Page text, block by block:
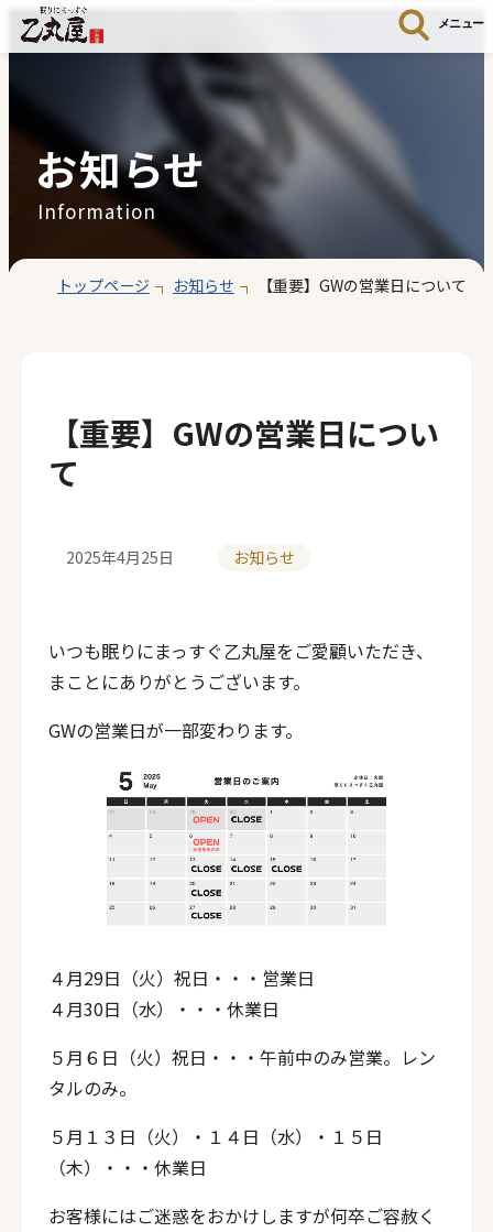
メニュー
お知らせ
Information
トップページ お知らせ 【重要】GWの営業日について
【重要】GWの営業日につい
て
日
2025年4月25日
ゴ
リ
お知らせ
いつも眠りにまっすぐ乙丸屋をご愛顧いただき、
まことにありがとうございます。
GWの営業日が一部変わります。
４月29日（火）祝日・・・営業日
４月30日（水）・・・休業日
５月６日（火）祝日・・・午前中のみ営業。レン
タルのみ。
５月１３日（火）・１４日（水）・１５日
（木）・・・休業日
お客様にはご迷惑をおかけしますが何卒ご容赦く